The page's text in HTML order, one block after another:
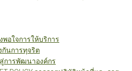
อใจการให้บริการ
กันการทุจริต
การพัฒนาองค์กร